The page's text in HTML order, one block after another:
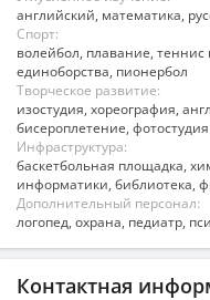
английский, математика,
Спорт:
волейбол, плавание,
единоборства, пионербол
Творческое развитие:
изостудия, хореография,
бисероплетение, фотостудия
Инфраструктура:
баскетбольная площадка,
информатики, библиотека,
Дополнительный персонал:
логопед, охрана, педиатр,
Контактная